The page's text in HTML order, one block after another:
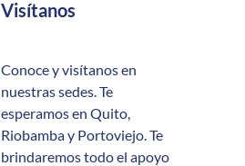
Visítanos
Conoce y visítanos en
nuestras sedes. Te
esperamos en Quito,
Riobamba y Portoviejo. Te
brindaremos todo el apoyo